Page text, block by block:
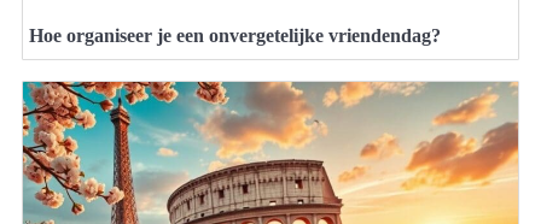
Hoe organiseer je een onvergetelijke vriendendag?